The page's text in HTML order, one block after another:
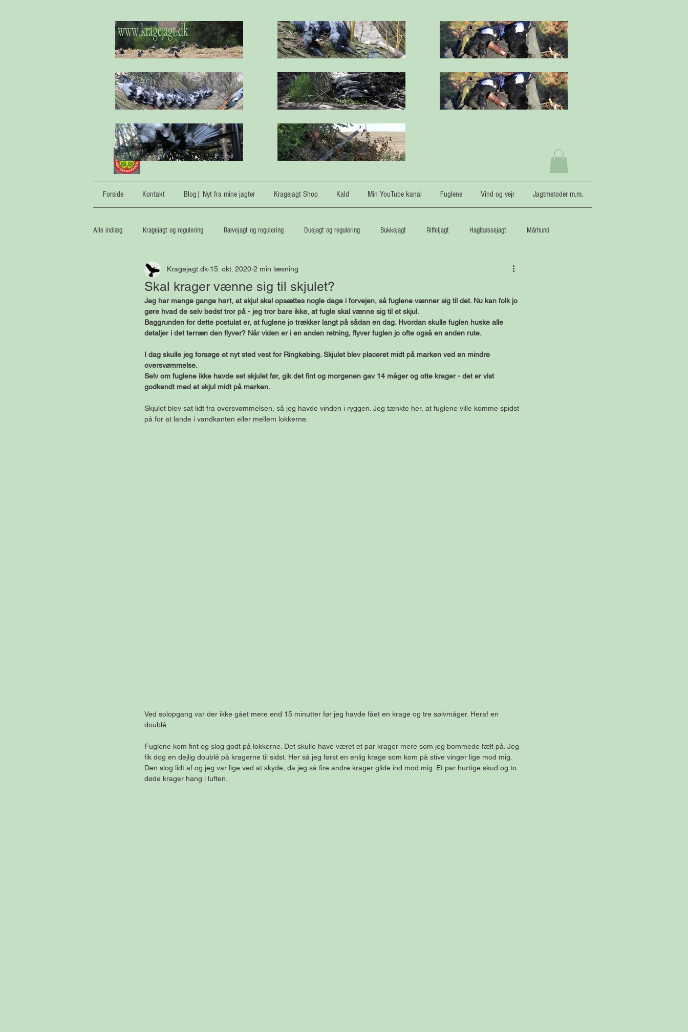
Forside Kontakt Blog| Nyt fra mine jagter Kragejagt Shop Kald Min YouTube kanal Fuglene Vind og vejr Jagtmetoder m.m.
Alle indlæg Kragejagt og regulering Rævejagt og regulering Duejagt og regulering Bukkejagt Riffeljagt Haglbøssejagt Mårhund
Medaljetrofæer Vildsvin
Skal krager vænne sig til skjulet?
Kragejagt.dk 15. okt. 2020 2 min læsning
Jeg har mange gange hørt, at skjul skal opsættes nogle dage i forvejen, så fuglene vænner sig til det. Nu kan folk jo
gøre hvad de selv bedst tror på - jeg tror bare ikke, at fugle skal vænne sig til et skjul.
Baggrunden for dette postulat er, at fuglene jo trækker langt på sådan en dag. Hvordan skulle fuglen huske alle
detaljer i det terræn den flyver? Når viden er i en anden retning, flyver fuglen jo ofte også en anden rute.
I dag skulle jeg forsøge et nyt sted vest for Ringkøbing. Skjulet blev placeret midt på marken ved en mindre
oversvømmelse.
Selv om fuglene ikke havde set skjulet før, gik det fint og morgenen gav 14 måger og otte krager - det er vist
godkendt med et skjul midt på marken.
Skjulet blev sat lidt fra oversvømmelsen, så jeg havde vinden i ryggen. Jeg tænkte her, at fuglene ville komme spidst
på for at lande i vandkanten eller mellem lokkerne.
Ved solopgang var der ikke gået mere end 15 minutter før jeg havde fået en krage og tre sølvmåger. Heraf en
doublé.
Fuglene kom fint og slog godt på lokkerne. Det skulle have været et par krager mere som jeg bommede fælt på. Jeg
fik dog en dejlig doublé på kragerne til sidst. Her så jeg først en enlig krage som kom på stive vinger lige mod mig.
Den slog lidt af og jeg var lige ved at skyde, da jeg så fire andre krager glide ind mod mig. Et par hurtige skud og to
døde krager hang i luften.